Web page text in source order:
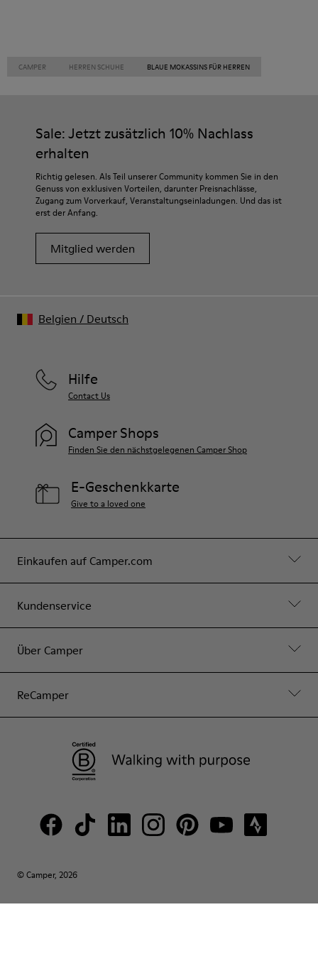
CAMPER HERREN SCHUHE BLAUE MOKASSINS FÜR HERREN
Sale: Jetzt zusätzlich 10% Nachlass
erhalten
Richtig gelesen. Als Teil unserer Community kommen Sie in den
Genuss von exklusiven Vorteilen, darunter Preisnachlässe,
Zugang zum Vorverkauf, Veranstaltungseinladungen. Und das ist
erst der Anfang.
Mitglied werden
Einkaufen auf Camper.com
Kundenservice
Über Camper
ReCamper
Hilfe
Contact Us
Camper Shops
Finden Sie den nächstgelegenen Camper Shop
E-Geschenkkarte
Give to a loved one
© Camper, 2026
Belgien / Deutsch